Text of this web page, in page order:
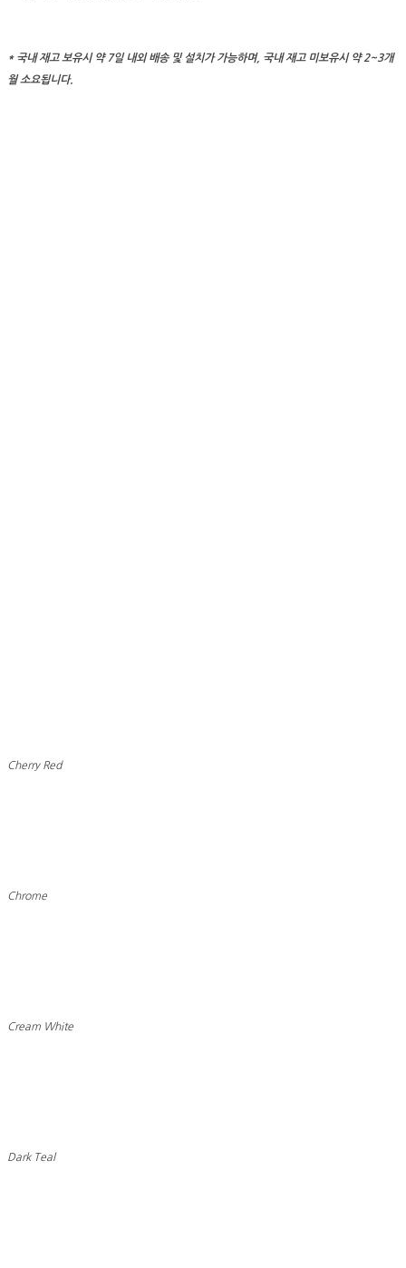
* 국내 재고 보유시 약 7일 내외 배송 및 설치가 가능하며, 국내 재고 미보유시 약 2~3개
월 소요됩니다.
Cherry Red
Chrome
Cream White
Dark Teal